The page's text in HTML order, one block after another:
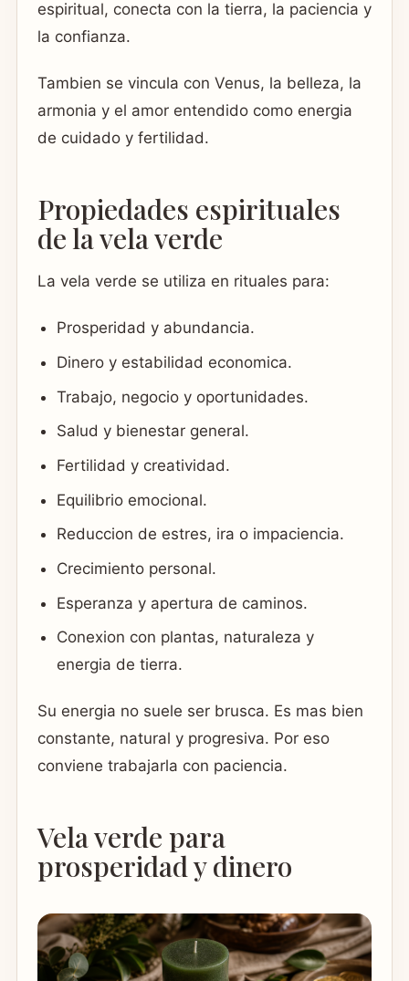
espiritual, conecta con la tierra, la paciencia y
la confianza.
Tambien se vincula con Venus, la belleza, la
armonia y el amor entendido como energia
de cuidado y fertilidad.
Propiedades espirituales
de la vela verde
La vela verde se utiliza en rituales para:
Prosperidad y abundancia.
Dinero y estabilidad economica.
Trabajo, negocio y oportunidades.
Salud y bienestar general.
Fertilidad y creatividad.
Equilibrio emocional.
Reduccion de estres, ira o impaciencia.
Crecimiento personal.
Esperanza y apertura de caminos.
Conexion con plantas, naturaleza y
energia de tierra.
Su energia no suele ser brusca. Es mas bien
constante, natural y progresiva. Por eso
conviene trabajarla con paciencia.
Vela verde para
prosperidad y dinero